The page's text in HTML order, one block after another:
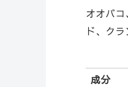
オオバ
ド、ク
成分